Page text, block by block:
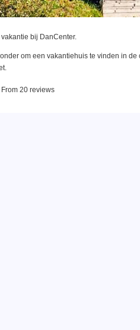
bij DanCenter.
om een vakantiehuis te vinden in
20 reviews